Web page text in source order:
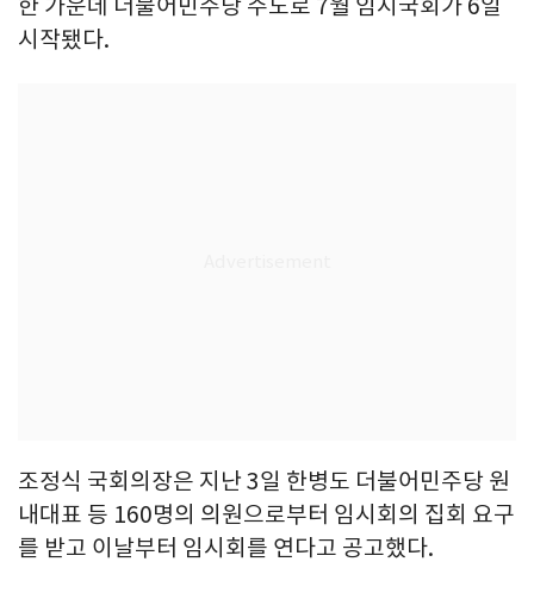
한 가운데 더불어민주당 주도로 7월 임시국회가 6일
시작됐다.
조정식 국회의장은 지난 3일 한병도 더불어민주당 원
내대표 등 160명의 의원으로부터 임시회의 집회 요구
를 받고 이날부터 임시회를 연다고 공고했다.